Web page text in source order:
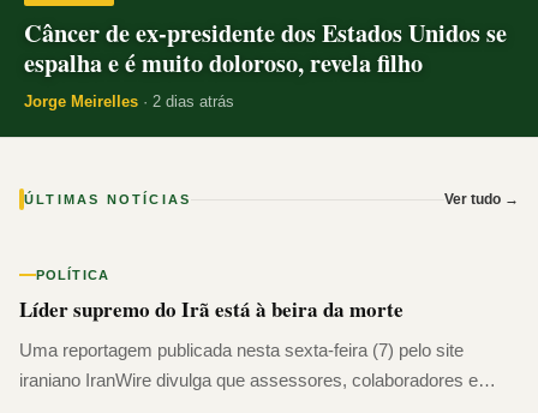
Câncer de ex-presidente dos Estados Unidos se
espalha e é muito doloroso, revela filho
Jorge Meirelles · 2 dias atrás
ÚLTIMAS NOTÍCIAS Ver tudo →
POLÍTICA
Líder supremo do Irã está à beira da morte
Uma reportagem publicada nesta sexta-feira (7) pelo site
iraniano IranWire divulga que assessores, colaboradores e